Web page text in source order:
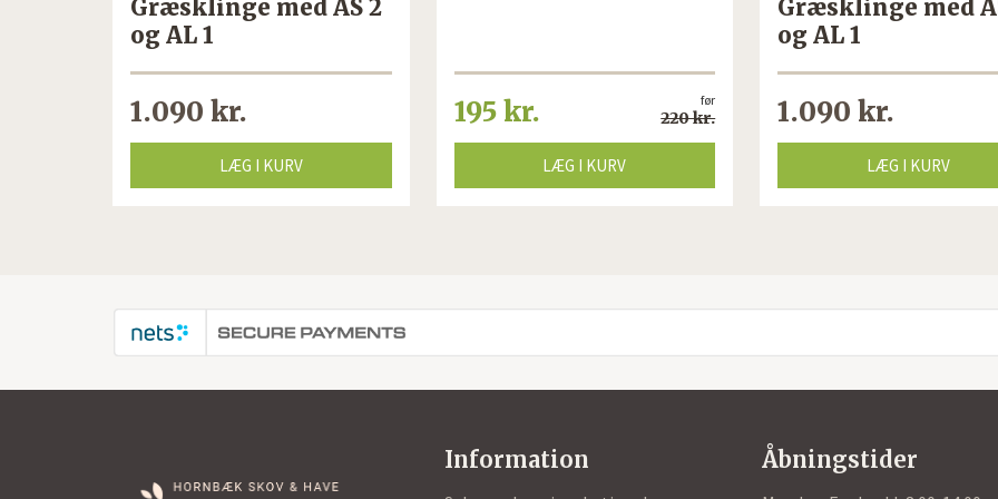
Græsklinge med AS 2
og AL 1
1.090 kr.
LÆG I KURV
før
220 kr.
195 kr.
LÆG I KURV
Græsklinge med
og AL 1
1.090 kr.
LÆG I KURV
Information Åbningstider